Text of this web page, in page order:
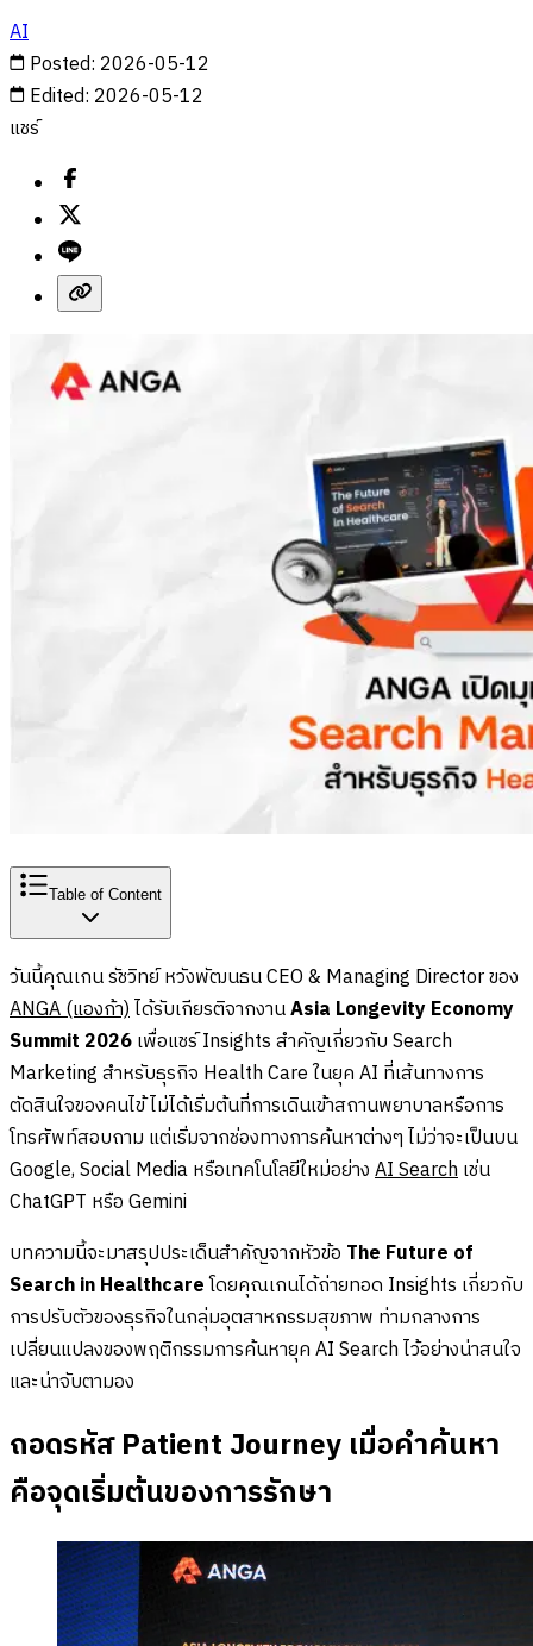
AI
Posted: 2026-05-12
Edited: 2026-05-12
แชร์
Table of Content
วันนี้คุณเกน รัชวิทย์ หวังพัฒนธน CEO & Managing Director ของ
ANGA (แองก้า)ได้รับเกียรติจากงานAsia Longevity Economy
Summit 2026เพื่อแชร์ Insights สำคัญเกี่ยวกับ Search
Marketing สำหรับธุรกิจ Health Care ในยุค AI ที่เส้นทางการ
ตัดสินใจของคนไข้ ไม่ได้เริ่มต้นที่การเดินเข้าสถานพยาบาลหรือการ
โทรศัพท์สอบถาม แต่เริ่มจากช่องทางการค้นหาต่างๆ ไม่ว่าจะเป็นบน
Google, Social Media หรือเทคโนโลยีใหม่อย่างAI Searchเช่น
ChatGPT หรือ Gemini
บทความนี้จะมาสรุปประเด็นสำคัญจากหัวข้อ The Future of
Search in Healthcareโดยคุณเกนได้ถ่ายทอด Insights เกี่ยวกับ
การปรับตัวของธุรกิจในกลุ่มอุตสาหกรรมสุขภาพ ท่ามกลางการ
เปลี่ยนแปลงของพฤติกรรมการค้นหายุค AI Search ไว้อย่างน่าสนใจ
และน่าจับตามอง
ถอดรหัส Patient Journey เมื่อคำค้นหา
คือจุดเริ่มต้นของการรักษา